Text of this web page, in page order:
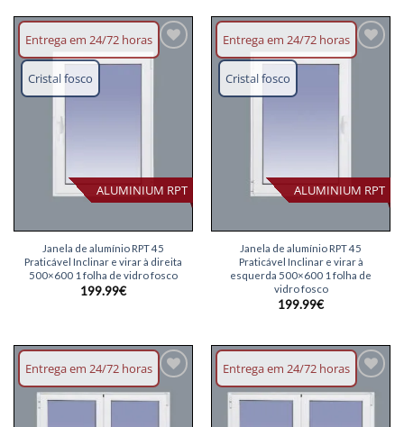
Entrega em 24/72 horas
ALUMINIUM RPT
Cristal fosco
Adicionar
Janela de alumínio RPT 45
Praticável Inclinar e virar à direita
500×600 1 folha de vidro fosco
199.99€
Entrega em 24/72 horas
ALUMINIUM RPT
Cristal fosco
Adicionar
Janela de alumínio RPT 45
Praticável Inclinar e virar à
esquerda 500×600 1 folha de
vidro fosco
199.99€
Entrega em 24/72 horas
Adicionar
lista de
Entrega em 24/72 horas
Adicionar
lista de